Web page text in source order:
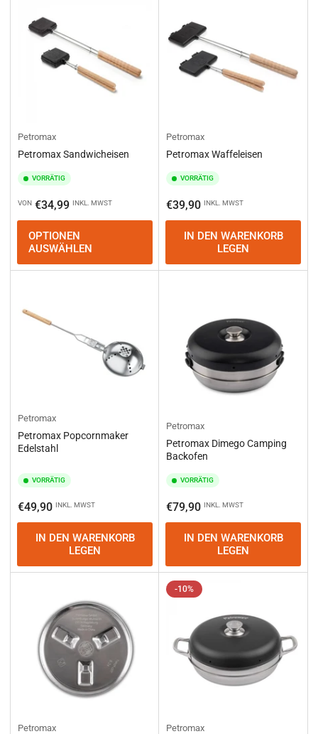
Petromax
Petromax Sandwicheisen
VORRÄTIG
Normaler
Preis
VON €34,99 INKL. MWST
OPTIONEN
AUSWÄHLEN
Petromax
Petromax Waffeleisen
VORRÄTIG
Normaler
Preis
€39,90 INKL. MWST
IN DEN WARENKORB
LEGEN
Petromax
Petromax Popcornmaker
Edelstahl
VORRÄTIG
Normaler
Preis
€49,90 INKL. MWST
IN DEN WARENKORB
LEGEN
Petromax
Petromax Dimego Camping
Backofen
VORRÄTIG
Normaler
Preis
€79,90 INKL. MWST
IN DEN WARENKORB
LEGEN
Petromax
-10%
Petromax